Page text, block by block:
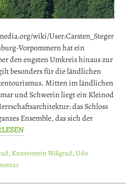
wiki/User:Carsten_Steger
Vorpommern hat ein
den engsten Umkreis hinaus zur
besonders für die ländlichen
Mitten im ländlichen
und Schwerin liegt ein Kleinod
das Schloss
Ensemble, das sich der
, Kunstverein Wiligrad, Udo